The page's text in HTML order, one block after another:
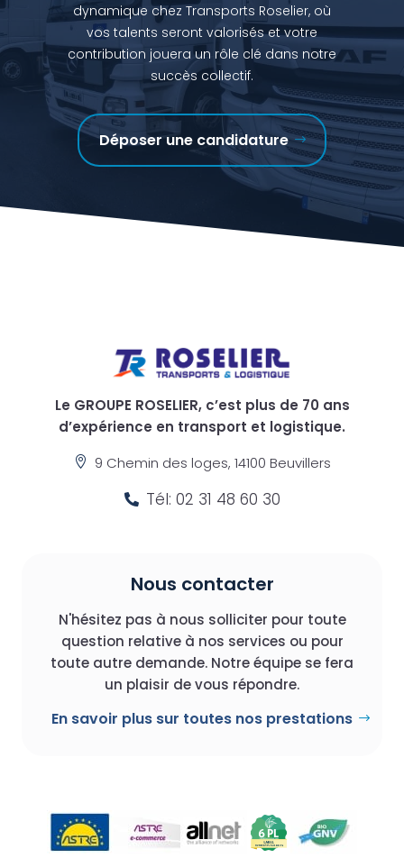
dynamique chez Transports Roselier, où
vos talents seront valorisés et votre
contribution jouera un rôle clé dans notre
succès collectif.
Déposer une candidature
Le GROUPE ROSELIER, c’est plus de 70 ans
d’expérience en transport et logistique.
 9 Chemin des loges, 14100 Beuvillers
 Tél: 02 31 48 60 30
Nous contacter
N'hésitez pas à nous solliciter pour toute
question relative à nos services ou pour
toute autre demande. Notre équipe se fera
un plaisir de vous répondre.
En savoir plus sur toutes nos prestations